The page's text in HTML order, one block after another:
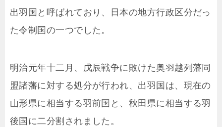
出羽国と呼ばれており、日本の地方行政区分だっ
た令制国の一つでした。
明治元年十二月、戊辰戦争に敗けた奥羽越列藩同
盟諸藩に対する処分が行われ、出羽国は、現在の
山形県に相当する羽前国と、秋田県に相当する羽
後国に二分割されました。